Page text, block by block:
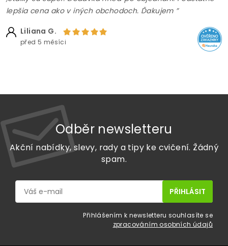
lepšia cena ako v iných obchodoch. Ďakujem ”
Liliana G.
před 5 měsíci
Odběr newsletteru
Akční nabídky, slevy, rady a tipy ke cvičení. Žádný
spam.
Přihlášením k newsletteru souhlasíte se
zpracováním osobních údajů